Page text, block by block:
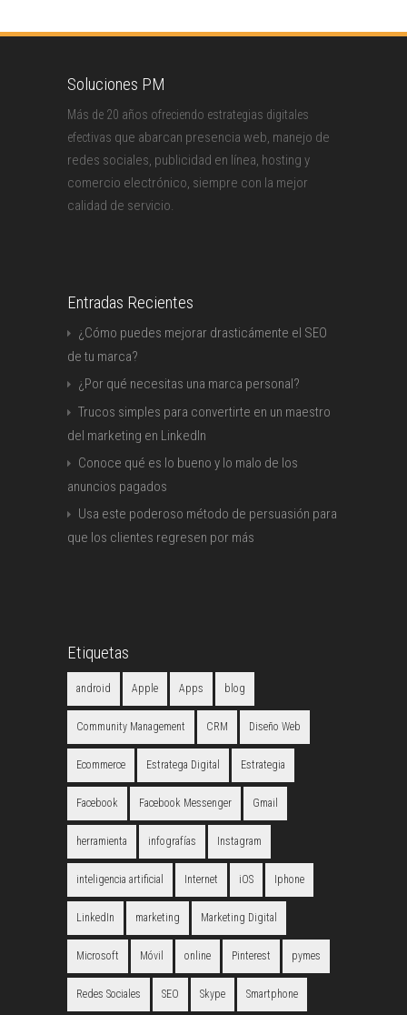
Soluciones PM
Más de 20 años ofreciendo estrategias digitales
efectivas que abarcan presencia web, manejo de
redes sociales, publicidad en línea, hosting y
comercio electrónico, siempre con la mejor
calidad de servicio.
Entradas Recientes
¿Cómo puedes mejorar drasticámente el SEO
de tu marca?
¿Por qué necesitas una marca personal?
Trucos simples para convertirte en un maestro
del marketing en LinkedIn
Conoce qué es lo bueno y lo malo de los
anuncios pagados
Usa este poderoso método de persuasión para
que los clientes regresen por más
Etiquetas
android Apple Apps blog
Community Management CRM Diseño Web
Ecommerce Estratega Digital Estrategia
Facebook Facebook Messenger Gmail
herramienta infografías Instagram
inteligencia artificial Internet iOS Iphone
LinkedIn marketing Marketing Digital
Microsoft Móvil online Pinterest pymes
Redes Sociales SEO Skype Smartphone